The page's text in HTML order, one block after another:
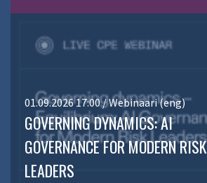
01.09.2026 17:00 / Webinaari (eng)
GOVERNING DYNAMICS: AI
GOVERNANCE FOR MODERN RISK
LEADERS